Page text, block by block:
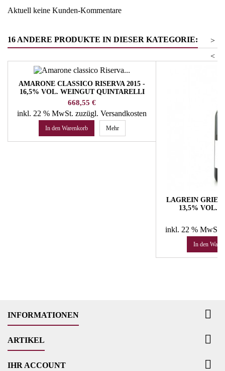
Aktuell keine Kunden-Kommentare
16 ANDERE PRODUKTE IN DIESER KATEGORIE:
>
<
AMARONE CLASSICO RISERVA 2015 -
16,5% VOL. WEINGUT QUINTARELLI
Preis
668,55 €
inkl. 22 % MwSt. zuzügl. Versandkosten
In den Warenkorb Mehr
LAGREIN
13,5% VOL.
inkl. 22 % MwSt.
In den
INFORMATIONEN 
ARTIKEL 
IHR ACCOUNT 